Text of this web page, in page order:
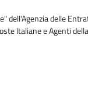
delle
Italiane e Agenti